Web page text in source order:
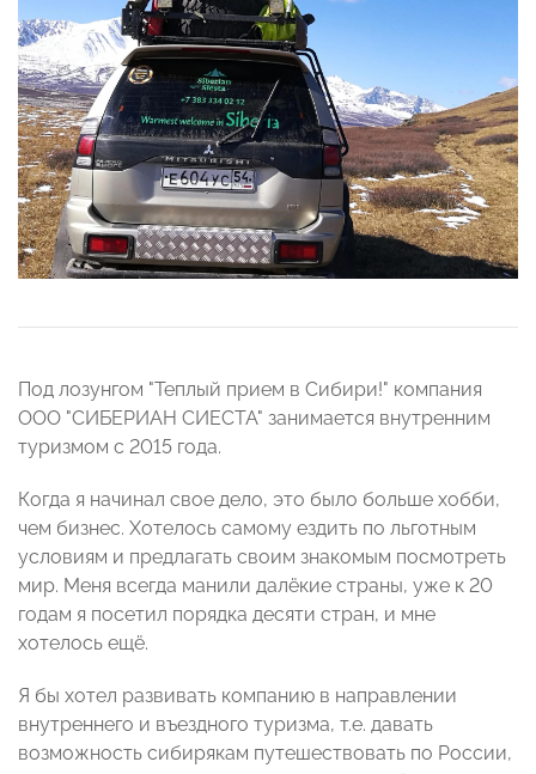
Под лозунгом "Теплый прием в Сибири!" компания
ООО "СИБЕРИАН СИЕСТА" занимается внутренним
туризмом с 2015 года.
Когда я начинал свое дело, это было больше хобби,
чем бизнес. Хотелось самому ездить по льготным
условиям и предлагать своим знакомым посмотреть
мир. Меня всегда манили далёкие страны, уже к 20
годам я посетил порядка десяти стран, и мне
хотелось ещё.
Я бы хотел развивать компанию в направлении
внутреннего и въездного туризма, т.е. давать
возможность сибирякам путешествовать по России,